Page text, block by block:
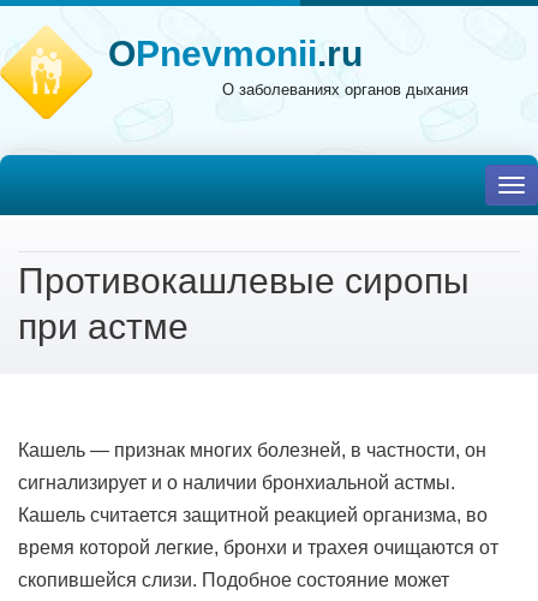
OPnevmonii.ru
О заболеваниях органов дыхания
Противокашлевые сиропы
при астме
Кашель — признак многих болезней, в частности, он
сигнализирует и о наличии бронхиальной астмы.
Кашель считается защитной реакцией организма, во
время которой легкие, бронхи и трахея очищаются от
скопившейся слизи. Подобное состояние может